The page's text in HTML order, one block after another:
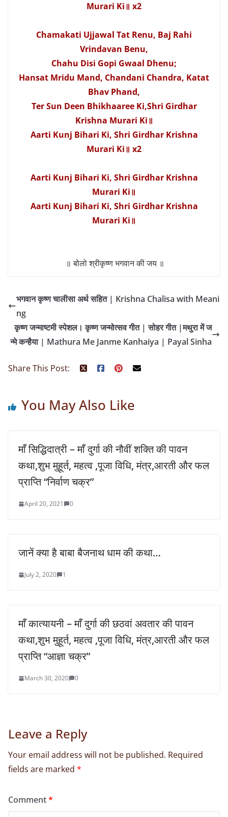
Murari Ki॥ x2
Chamakati Ujjawal Tat Renu, Baj Rahi
Vrindavan Benu,
Chahu Disi Gopi Gwaal Dhenu;
Hansat Mridu Mand, Chandani Chandra, Katat
Bhav Phand,
Ter Sun Deen Bhikhaaree Ki,Shri Girdhar
Krishna Murari Ki॥
Aarti Kunj Bihari Ki, Shri Girdhar Krishna
Murari Ki॥ x2
Aarti Kunj Bihari Ki, Shri Girdhar Krishna
Murari Ki॥
Aarti Kunj Bihari Ki, Shri Girdhar Krishna
Murari Ki॥
॥ बोलो श्रीकृष्ण भगवान की जय ॥
भगवान कृष्ण चालीसा अर्थ सहित | Krishna Chalisa with Meani
ng
कृष्ण जन्माष्टमी स्पेशल। कृष्ण जन्मोत्सव गीत | सोहर गीत |मथुरा में ज
न्मे कन्हैया | Mathura Me Janme Kanhaiya | Payal Sinha
Share This Post:
You May Also Like
माँ सिद्धिदात्री – माँ दुर्गा की नौवीं शक्ति की पावन
कथा,शुभ मुहूर्त, महत्व ,पूजा विधि, मंत्र,आरती और फल
प्राप्ति “निर्वाण चक्र”
April 20, 2021 0
जानें क्या है बाबा बैजनाथ धाम की कथा…
July 2, 2020 1
माँ कात्यायनी – माँ दुर्गा की छठवां अवतार की पावन
कथा,शुभ मुहूर्त, महत्व ,पूजा विधि, मंत्र,आरती और फल
प्राप्ति “आज्ञा चक्र”
March 30, 2020 0
Leave a Reply
Your email address will not be published. Required
fields are marked *
Comment*